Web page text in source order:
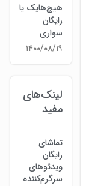
هیچ‌هایک یا
رایگان
سواری
۱۴۰۰/۰۸/۱۹
لینک‌های
مفید
تماشای
رایگان
ویدئوهای
سرگرم‌کننده